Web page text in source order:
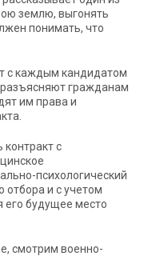
землю, выгонять
понимать, что
с каждым кандидатом
гражданам
им права и
с
психологический
отбора и с учетом
его будущее место
смотрим военно-